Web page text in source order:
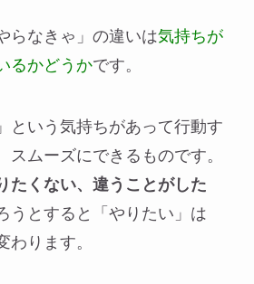
らなきゃ」の違いは気持ちが
るかどうかです。
という気持ちがあって行動す
スムーズにできるものです。
たくない、違うことがした
うとすると「やりたい」は
わります。